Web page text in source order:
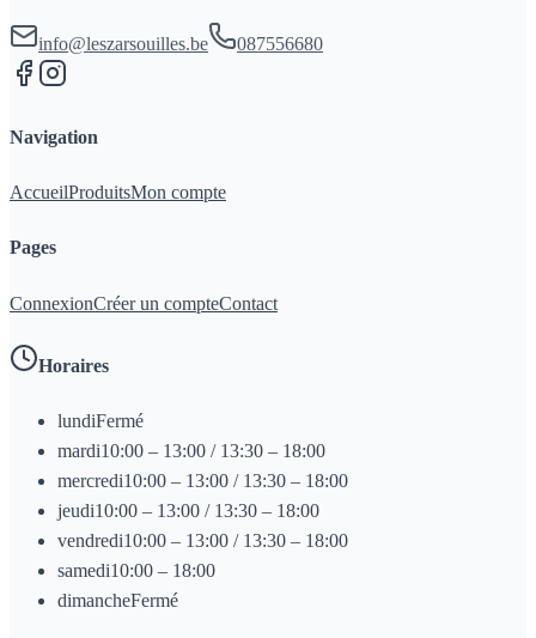
info@leszarsouilles.be 087556680
Navigation
AccueilProduitsMon compte
Pages
ConnexionCréer un compteContact
Horaires
lundiFermé
mardi10:00 – 13:00 / 13:30 – 18:00
mercredi10:00 – 13:00 / 13:30 – 18:00
jeudi10:00 – 13:00 / 13:30 – 18:00
vendredi10:00 – 13:00 / 13:30 – 18:00
samedi10:00 – 18:00
dimancheFermé